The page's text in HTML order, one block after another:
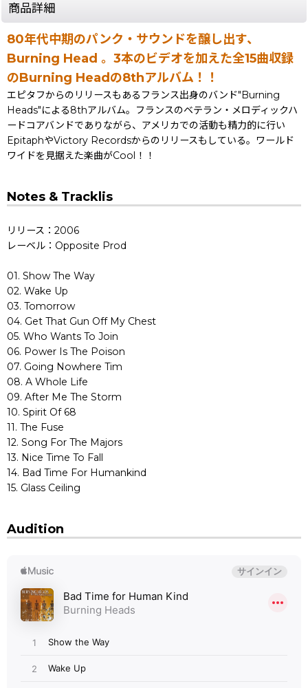
商品詳細
80年代中期のパンク・サウンドを醸し出す、
Burning Head 。3本のビデオを加えた全15曲収録
のBurning Headの8thアルバム！！
エピタフからのリリースもあるフランス出身のバンド"Burning
Heads"による8thアルバム。フランスのベテラン・メロディックハ
ードコアバンドでありながら、アメリカでの活動も精力的に行い
EpitaphやVictory Recordsからのリリースもしている。ワールド
ワイドを見据えた楽曲がCool！！
Notes & Tracklis
リリース：2006
レーベル：Opposite Prod
01. Show The Way
02. Wake Up
03. Tomorrow
04. Get That Gun Off My Chest
05. Who Wants To Join
06. Power Is The Poison
07. Going Nowhere Tim
08. A Whole Life
09. After Me The Storm
10. Spirit Of 68
11. The Fuse
12. Song For The Majors
13. Nice Time To Fall
14. Bad Time For Humankind
15. Glass Ceiling
Audition